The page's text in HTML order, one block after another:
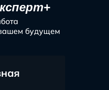
будущем